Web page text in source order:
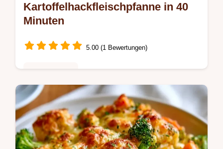
Kartoffelhackfleischpfanne in 40
Minuten
5.00 (1 Bewertungen)
Röststoffe und Garen im eigenen Saft
prägen diese Kartoffelhackfleischpfanne.
Inklusive Tipps zum Grund für den Erfolg in
insgesamt 40 Minuten Zeit.